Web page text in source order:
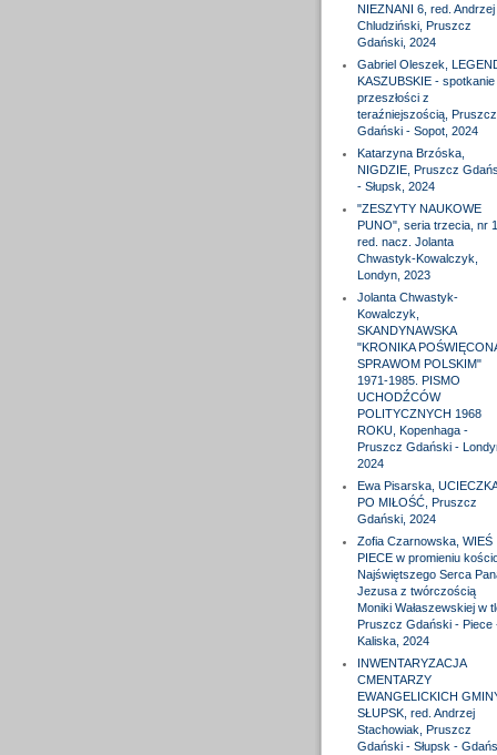
NIEZNANI 6, red. Andrzej
Chludziński, Pruszcz
Gdański, 2024
Gabriel Oleszek,
KASZUBSKIE - spotkanie
przeszłości z
teraźniejszością, Pruszcz
Gdański - Sopot, 2024
Katarzyna Brzóska,
NIGDZIE, Pruszcz
- Słupsk, 2024
"ZESZYTY NAUKOWE
PUNO", seria trzecia, nr
red. nacz. Jolanta
Chwastyk-Kowalczyk,
Londyn, 2023
Jolanta Chwastyk-
Kowalczyk,
SKANDYNAWSKA
"KRONIKA
SPRAWOM POLSKIM"
1971-1985. PISMO
UCHODŹCÓW
POLITYCZNYCH 1968
ROKU, Kopenhaga -
Pruszcz Gdański -
2024
Ewa Pisarska, UCIECZKA
PO MIŁOŚĆ, Pruszcz
Gdański, 2024
Zofia Czarnowska, WIEŚ
PIECE w promieniu
Najświętszego Serca
Jezusa z twórczością
Moniki Wałaszewskiej w
Pruszcz Gdański - Piece
Kaliska, 2024
INWENTARYZACJA
CMENTARZY
EWANGELICKICH
SŁUPSK, red. Andrzej
Stachowiak, Pruszcz
Gdański - Słupsk -